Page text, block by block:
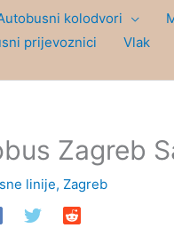
kolodvori
prijevoznici Vlak
Zagreb
linije, Zagreb